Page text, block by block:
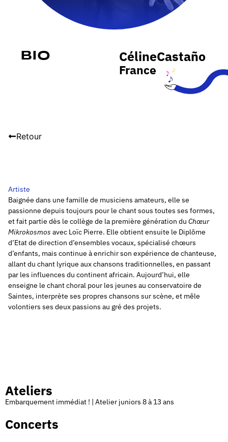
Bio CélineCastaño
France
Retour
Artiste
Baignée dans une famille de musiciens amateurs, elle se
passionne depuis toujours pour le chant sous toutes ses formes,
et fait partie dès le collège de la première génération du Chœur
Mikrokosmos avec Loïc Pierre. Elle obtient ensuite le Diplôme
d’Etat de direction d’ensembles vocaux, spécialisé chœurs
d’enfants, mais continue à enrichir son expérience de chanteuse,
allant du chant lyrique aux chansons traditionnelles, en passant
par les influences du continent africain. Aujourd’hui, elle
enseigne le chant choral pour les jeunes au conservatoire de
Saintes, interprète ses propres chansons sur scène, et mêle
volontiers ses deux passions au gré des projets.
Ateliers
Embarquement immédiat ! | Atelier juniors 8 à 13 ans
Concerts